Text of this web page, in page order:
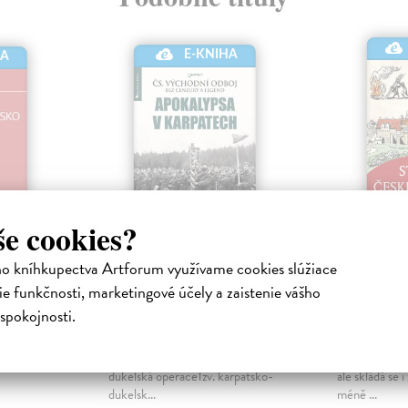
cookies?
kníhkupectva Artforum využívame cookies slúžiace
funkčnosti, marketingové účely a zaistenie vášho
II
E-KNIHA
Apokalypsa v
Karpatech
Richter Karel| Elektronická
dukelská operaceTzv. karpatsko-
dukelsk...
Střípky
Historie
ale skládá se
méně ...